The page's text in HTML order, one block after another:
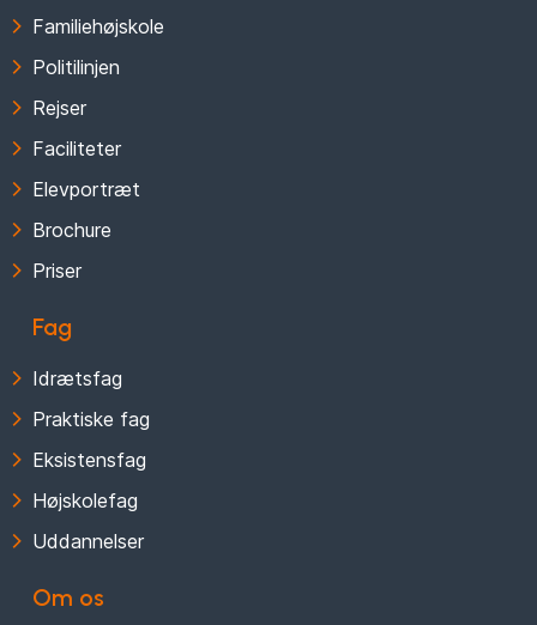
Familiehøjskole
Politilinjen
Rejser
Faciliteter
Elevportræt
Brochure
Priser
Fag
Idrætsfag
Praktiske fag
Eksistensfag
Højskolefag
Uddannelser
Om os